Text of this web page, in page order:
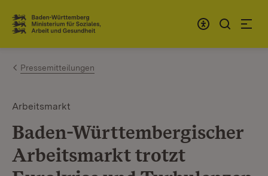
Zum Inhalt springen
Link zur Startseite
Pressemitteilungen
Arbeitsmarkt
Baden-Württembergischer
Arbeitsmarkt trotzt